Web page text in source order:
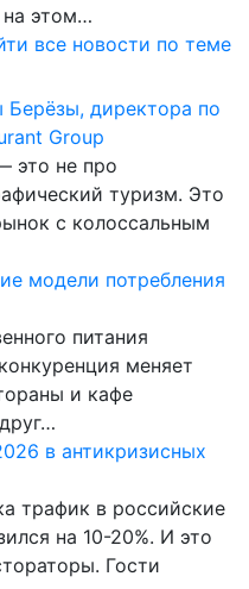
на этом…
все новости по теме
Берёзы, директора по
Group
это не про
туризм. Это
с колоссальным
модели потребления
питания
меняет
и кафе
в антикризисных
трафик в российские
на 10-20%. И это
Гости